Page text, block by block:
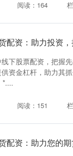
阅读：164
配资：助力投资
下股票配资，把握
资金杠杆，助力其
*....
阅读：151
配资：助力您的